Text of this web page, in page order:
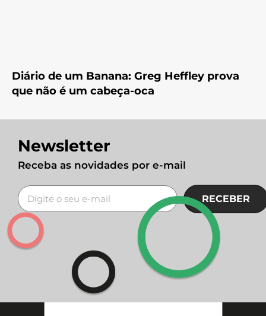
Diário de um Banana: Greg Heffley prova
que não é um cabeça-oca
Newsletter
Receba as novidades por e-mail
RECEBER